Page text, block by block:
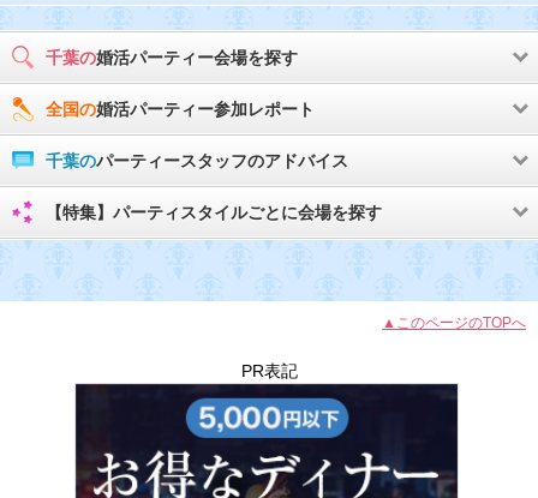
千葉の婚活パーティー会場を探す
全国の婚活パーティー参加レポート
千葉のパーティースタッフのアドバイス
【特集】パーティスタイルごとに会場を探す
▲このページのTOPへ
PR表記